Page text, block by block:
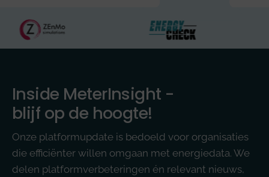
Inside MeterInsight -
blijf op de hoogte!
Onze platformupdate is bedoeld voor organisaties
die efficiënter willen omgaan met energiedata. We
delen platformverbeteringen én relevant nieuws,